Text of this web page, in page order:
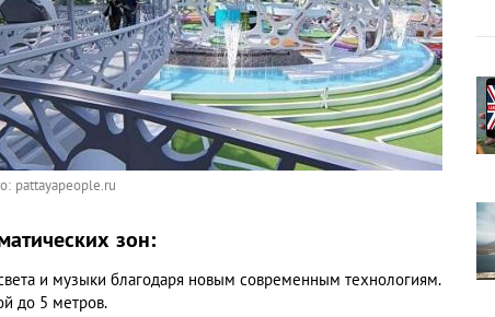
pattayapeople.ru
зон:
и музыки благодаря новым современным технологиям.
до 5 метров.